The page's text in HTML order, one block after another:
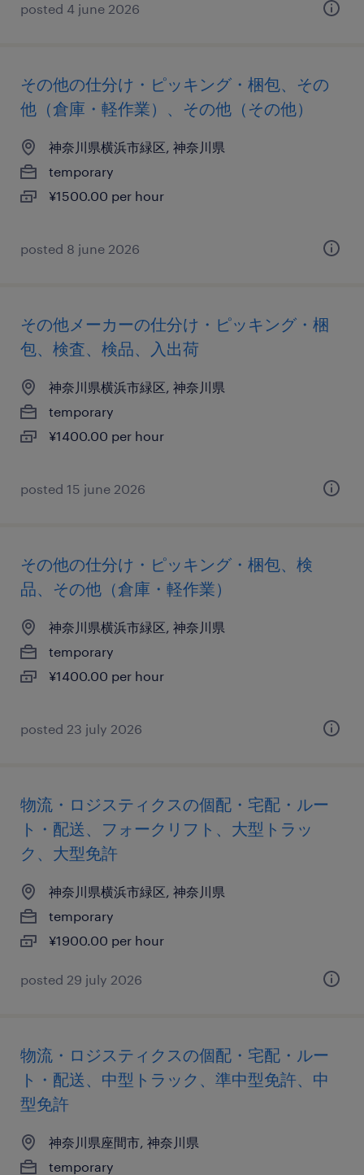
posted 4 june 2026
その他の仕分け・ピッキング・梱包、その
他（倉庫・軽作業）、その他（その他）
神奈川県横浜市緑区, 神奈川県
temporary
¥1500.00 per hour
posted 8 june 2026
その他メーカーの仕分け・ピッキング・梱
包、検査、検品、入出荷
神奈川県横浜市緑区, 神奈川県
temporary
¥1400.00 per hour
posted 15 june 2026
その他の仕分け・ピッキング・梱包、検
品、その他（倉庫・軽作業）
神奈川県横浜市緑区, 神奈川県
temporary
¥1400.00 per hour
posted 23 july 2026
物流・ロジスティクスの個配・宅配・ルー
ト・配送、フォークリフト、大型トラッ
ク、大型免許
神奈川県横浜市緑区, 神奈川県
temporary
¥1900.00 per hour
posted 29 july 2026
物流・ロジスティクスの個配・宅配・ルー
ト・配送、中型トラック、準中型免許、中
型免許
神奈川県座間市, 神奈川県
temporary